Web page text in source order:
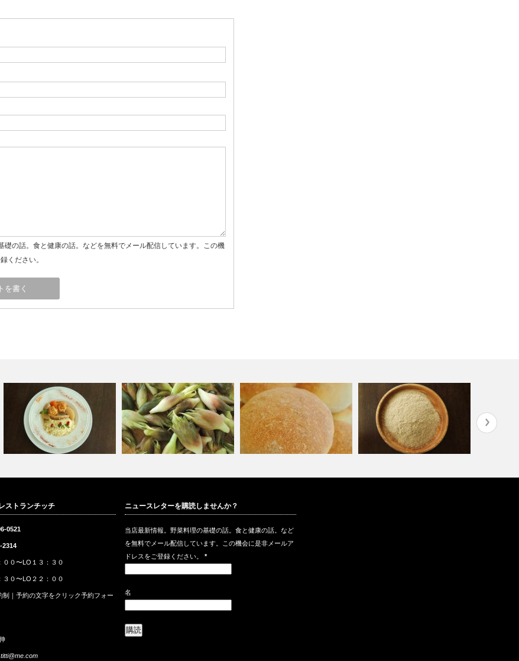
の話。食と健康の話。などを無料でメール配信しています。この機
ください。
シャー単一品…
｜食べ方。そ…
ストランチッチ
0521
2314
０〜LO１３：３０
０〜LO２２：００
｜ 予約の文字をクリック予約フォー
ニュースレターを購読しませんか？
当店最新情報。野菜料理の基礎の話。食と健康の話。など
を無料でメール配信しています。この機会に是非メールア
ドレスをご登録ください。 *
名